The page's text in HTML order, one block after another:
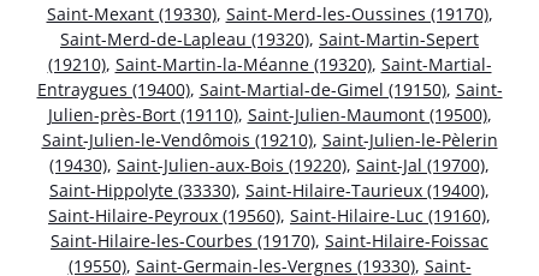
Saint-Mexant (19330), Saint-Merd-les-Oussines (19170),
Saint-Merd-de-Lapleau (19320), Saint-Martin-Sepert
(19210), Saint-Martin-la-Méanne (19320), Saint-Martial-
Entraygues (19400), Saint-Martial-de-Gimel (19150), Saint-
Julien-près-Bort (19110), Saint-Julien-Maumont (19500),
Saint-Julien-le-Vendômois (19210), Saint-Julien-le-Pèlerin
(19430), Saint-Julien-aux-Bois (19220), Saint-Jal (19700),
Saint-Hippolyte (33330), Saint-Hilaire-Taurieux (19400),
Saint-Hilaire-Peyroux (19560), Saint-Hilaire-Luc (19160),
Saint-Hilaire-les-Courbes (19170), Saint-Hilaire-Foissac
(19550), Saint-Germain-les-Vergnes (19330), Saint-